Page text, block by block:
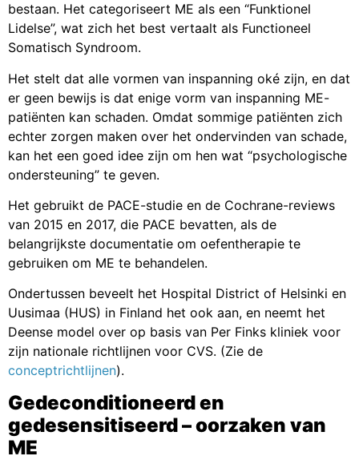
bestaan. Het categoriseert ME als een “Funktionel
Lidelse”, wat zich het best vertaalt als Functioneel
Somatisch Syndroom.
Het stelt dat alle vormen van inspanning oké zijn, en dat
er geen bewijs is dat enige vorm van inspanning ME-
patiënten kan schaden. Omdat sommige patiënten zich
echter zorgen maken over het ondervinden van schade,
kan het een goed idee zijn om hen wat “psychologische
ondersteuning” te geven.
Het gebruikt de PACE-studie en de Cochrane-reviews
van 2015 en 2017, die PACE bevatten, als de
belangrijkste documentatie om oefentherapie te
gebruiken om ME te behandelen.
Ondertussen beveelt het Hospital District of Helsinki en
Uusimaa (HUS) in Finland het ook aan, en neemt het
Deense model over op basis van Per Finks kliniek voor
zijn nationale richtlijnen voor CVS. (Zie de
conceptrichtlijnen).
Gedeconditioneerd en
gedesensitiseerd – oorzaken van
ME